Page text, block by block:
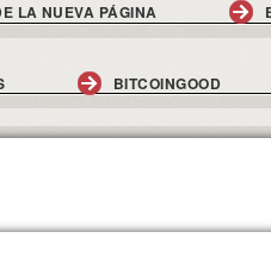
LA NUEVA PÁGINA
BITCOINGOOD